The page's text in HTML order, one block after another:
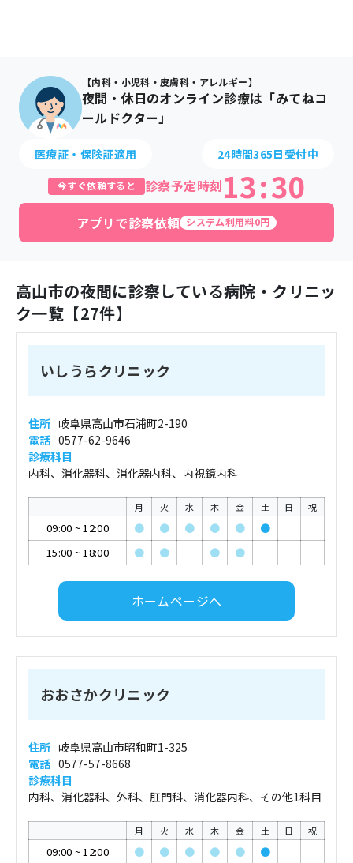
【内科・小児科・皮膚科・アレルギー】
夜間・休日のオンライン診療は「みてねコ
ールドクター」
医療証・保険証適用 24時間365日受付中
今すぐ依頼すると 診察予定時刻13:30
アプリで診察依頼 システム利用料0円
高山市の夜間に診察している病院・クリニッ
ク一覧【27件】
いしうらクリニック
住所 岐阜県高山市石浦町2-190
電話 0577-62-9646
診療科目
内科、消化器科、消化器内科、内視鏡内科
月 火 水 木 金 土 日 祝
09:00 ~12:00 ● ● ● ● ●
●
15:00 ~18:00 ● ● ● ●
ホームページへ
おおさかクリニック
住所 岐阜県高山市昭和町1-325
電話 0577-57-8668
診療科目
内科、消化器科、外科、肛門科、消化器内科、その他1科目
月 火 水 木 金 土 日 祝
09:00 ~12:00 ● ● ● ● ●
●